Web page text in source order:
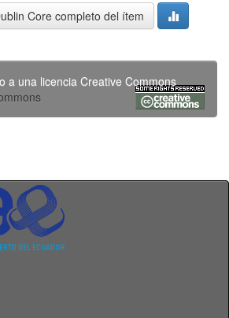
Core completo del ítem
a una licencia Creative Commons